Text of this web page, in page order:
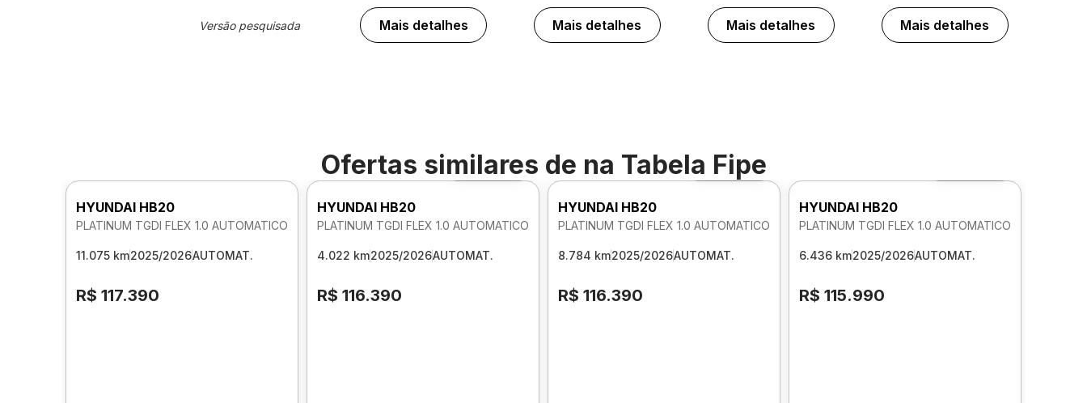
Versão pesquisada Mais detalhes Mais detalhes Mais detalhes Mais detalhes
Ofertas similares de na Tabela Fipe
HYUNDAI HB20
PLATINUM TGDI FLEX 1.0 AUTOMATICO
11.075 km2025/2026AUTOMAT.
R$ 117.390
Foto 360º
HYUNDAI HB20
PLATINUM TGDI FLEX 1.0 AUTOMATICO
4.022 km2025/2026AUTOMAT.
R$ 116.390
Foto 360º
HYUNDAI HB20
PLATINUM TGDI FLEX 1.0 AUTOMATICO
8.784 km2025/2026AUTOMAT.
R$ 116.390
HYUNDAI HB20
PLATINUM TGDI FLEX 1.0 AUTOMATICO
6.436 km2025/2026AUTOMAT.
R$ 115.990